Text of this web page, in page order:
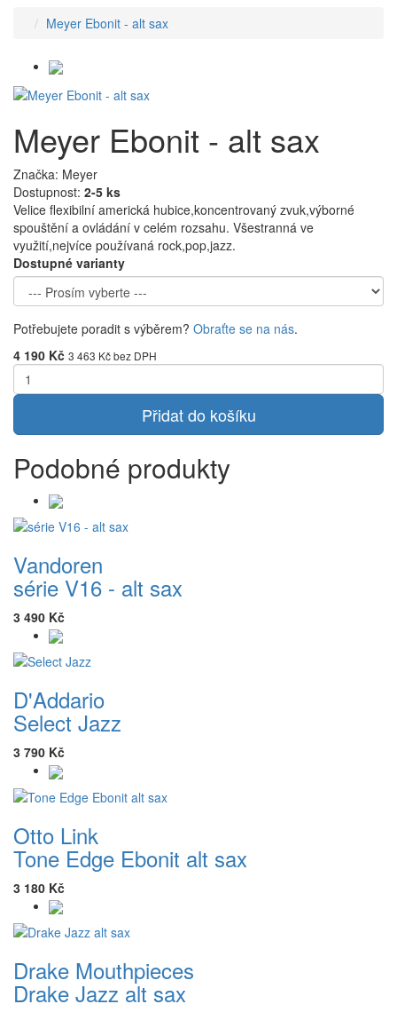
Meyer Ebonit - alt sax
Meyer Ebonit - alt sax
Značka: Meyer
Dostupnost: 2-5 ks
Velice flexibilní americká hubice,koncentrovaný zvuk,výborné
spouštění a ovládání v celém rozsahu. Všestranná ve
využití,nejvíce používaná rock,pop,jazz.
Dostupné varianty
Potřebujete poradit s výběrem? Obraťte se na nás.
4 190 Kč 3 463 Kčbez DPH
Přidat do košíku
Podobné produkty
Vandoren
série V16 - alt sax
3 490 Kč
D'Addario
Select Jazz
3 790 Kč
Otto Link
Tone Edge Ebonit alt sax
3 180 Kč
Drake Mouthpieces
Drake Jazz alt sax